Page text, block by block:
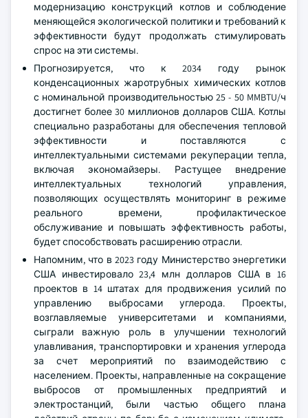
модернизацию конструкций котлов и соблюдение
меняющейся экологической политики и требований к
эффективности будут продолжать стимулировать
спрос на эти системы.
Прогнозируется, что к 2034 году рынок
конденсационных жаротрубных химических котлов
с номинальной производительностью 25 - 50 MMBTU/ч
достигнет более 30 миллионов долларов США. Котлы
специально разработаны для обеспечения тепловой
эффективности и поставляются с
интеллектуальными системами рекуперации тепла,
включая экономайзеры. Растущее внедрение
интеллектуальных технологий управления,
позволяющих осуществлять мониторинг в режиме
реального времени, профилактическое
обслуживание и повышать эффективность работы,
будет способствовать расширению отрасли.
Напомним, что в 2023 году Министерство энергетики
США инвестировало 23,4 млн долларов США в 16
проектов в 14 штатах для продвижения усилий по
управлению выбросами углерода. Проекты,
возглавляемые университетами и компаниями,
сыграли важную роль в улучшении технологий
улавливания, транспортировки и хранения углерода
за счет мероприятий по взаимодействию с
населением. Проекты, направленные на сокращение
выбросов от промышленных предприятий и
электростанций, были частью общего плана